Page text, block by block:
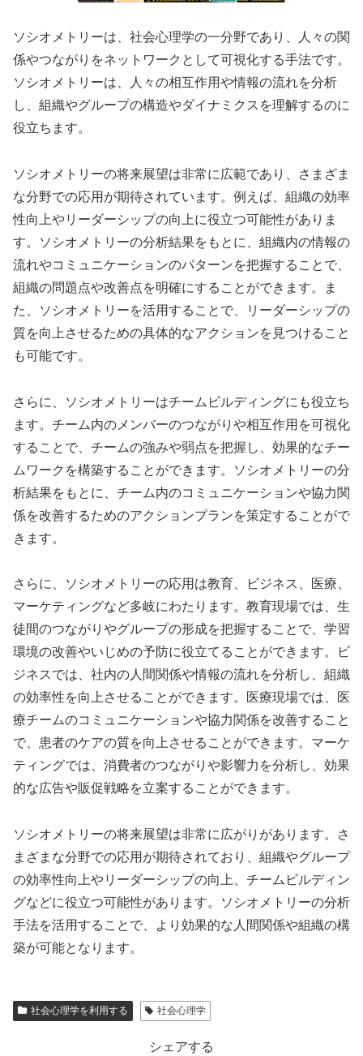
ソシオメトリーは、社会心理学の一分野であり、人々の関
係やつながりをネットワークとして可視化する手法です。
ソシオメトリーは、人々の相互作用や情報の流れを分析
し、組織やグループの構造やダイナミクスを理解するのに
役立ちます。
ソシオメトリーの将来展望は非常に広範であり、さまざま
な分野での応用が期待されています。例えば、組織の効率
性向上やリーダーシップの向上に役立つ可能性がありま
す。ソシオメトリーの分析結果をもとに、組織内の情報の
流れやコミュニケーションのパターンを把握することで、
組織の問題点や改善点を明確にすることができます。ま
た、ソシオメトリーを活用することで、リーダーシップの
質を向上させるための具体的なアクションを見つけること
も可能です。
さらに、ソシオメトリーはチームビルディングにも役立ち
ます。チーム内のメンバーのつながりや相互作用を可視化
することで、チームの強みや弱点を把握し、効果的なチー
ムワークを構築することができます。ソシオメトリーの分
析結果をもとに、チーム内のコミュニケーションや協力関
係を改善するためのアクションプランを策定することがで
きます。
さらに、ソシオメトリーの応用は教育、ビジネス、医療、
マーケティングなど多岐にわたります。教育現場では、生
徒間のつながりやグループの形成を把握することで、学習
環境の改善やいじめの予防に役立てることができます。ビ
ジネスでは、社内の人間関係や情報の流れを分析し、組織
の効率性を向上させることができます。医療現場では、医
療チームのコミュニケーションや協力関係を改善すること
で、患者のケアの質を向上させることができます。マーケ
ティングでは、消費者のつながりや影響力を分析し、効果
的な広告や販促戦略を立案することができます。
ソシオメトリーの将来展望は非常に広がりがあります。さ
まざまな分野での応用が期待されており、組織やグループ
の効率性向上やリーダーシップの向上、チームビルディン
グなどに役立つ可能性があります。ソシオメトリーの分析
手法を活用することで、より効果的な人間関係や組織の構
築が可能となります。
社会心理学を利用する 社会心理学
シェアする